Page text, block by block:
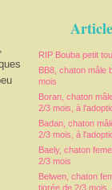
RIP Bouba petit
BB8, chaton mâle
mois
Boran, chaton
2/3 mois, à
Badan, chaton
2/3 mois, à
Baely, chaton
2/3 mois
Belwen, chaton
tigrée de 2/3 mois,